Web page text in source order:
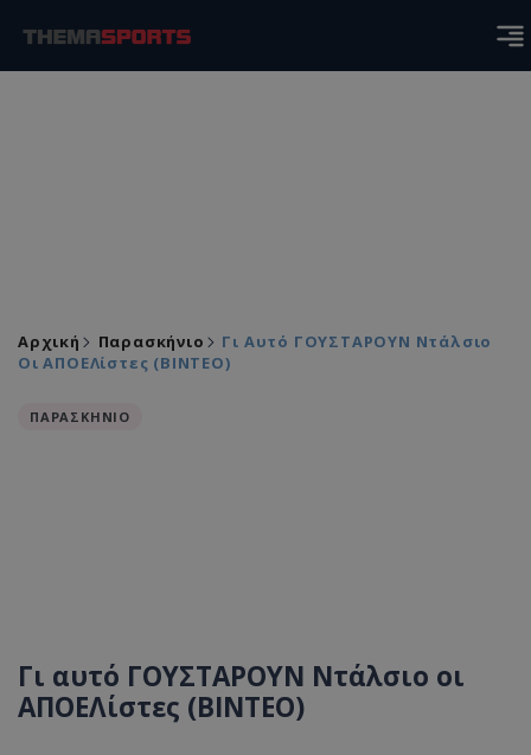
Αρχική Παρασκήνιο
Γι Αυτό ΓΟΥΣΤΑΡΟΥΝ Ντάλσιο
Οι ΑΠΟΕΛίστες (ΒΙΝΤΕΟ)
ΠΑΡΑΣΚΗΝΙΟ
Γι αυτό ΓΟΥΣΤΑΡΟΥΝ Ντάλσιο οι
ΑΠΟΕΛίστες (ΒΙΝΤΕΟ)